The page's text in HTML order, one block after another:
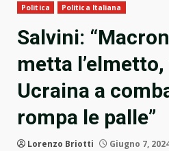
Politica Politica Italiana
Salvini:
metta l’elmetto,
Ucraina a
rompa le palle”
Lorenzo Briotti Giugno 7,